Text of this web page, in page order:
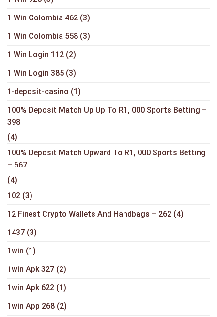
1 Win Colombia 462 (3)
1 Win Colombia 558 (3)
1 Win Login 112 (2)
1 Win Login 385 (3)
1-deposit-casino (1)
100% Deposit Match Up Up To R1, 000 Sports Betting –
398
(4)
100% Deposit Match Upward To R1, 000 Sports Betting
– 667
(4)
102 (3)
12 Finest Crypto Wallets And Handbags – 262 (4)
1437 (3)
1win (1)
1win Apk 327 (2)
1win Apk 622 (1)
1win App 268 (2)